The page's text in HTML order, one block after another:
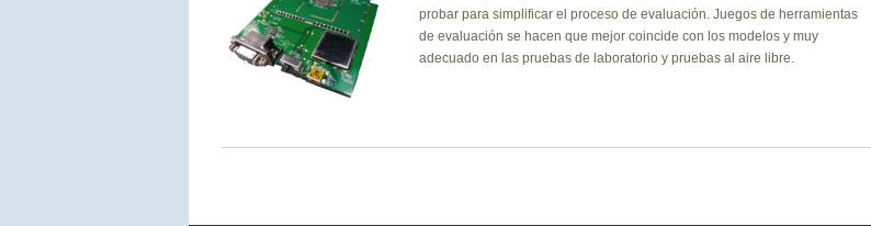
probar para simplificar el proceso de evaluación. Juegos de herramientas
de evaluación se hacen que mejor coincide con los modelos y muy
adecuado en las pruebas de laboratorio y pruebas al aire libre.